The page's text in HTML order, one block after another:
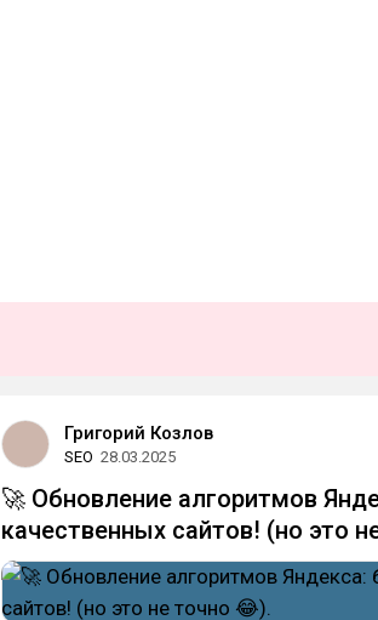
Григорий Козлов
SEO 28.03.2025
🚀 Обновление алгоритмов
качественных сайтов! (но это